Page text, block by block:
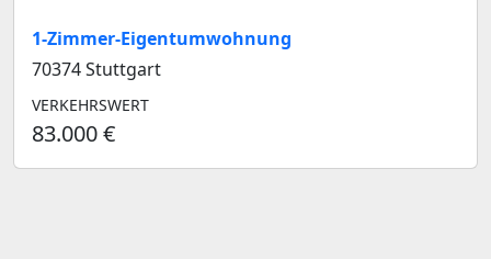
1-Zimmer-Eigentumwohnung
70374 Stuttgart
VERKEHRSWERT
83.000 €